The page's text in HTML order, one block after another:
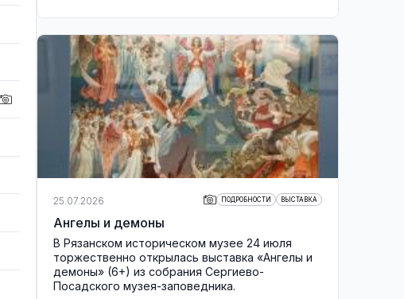
25.07.2026 ПОДРОБНОСТИ ВЫСТАВКА
Ангелы и демоны
В Рязанском историческом музее 24 июля
торжественно открылась выставка «Ангелы и
демоны» (6+) из собрания Сергиево-
Посадского музея-заповедника.